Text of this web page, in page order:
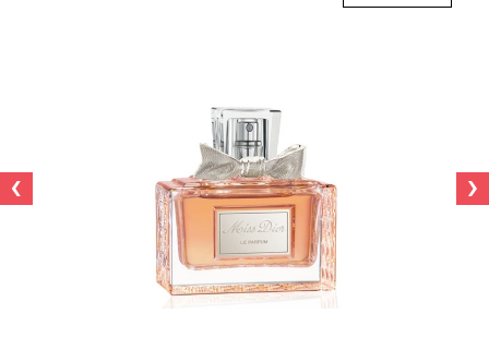
‹
›